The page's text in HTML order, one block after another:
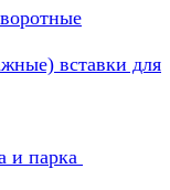
вставки для
и парка